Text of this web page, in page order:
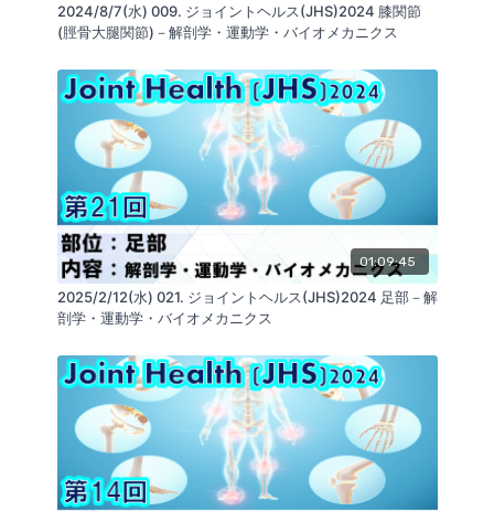
2024/8/7(水) 009. ジョイントヘルス(JHS)2024 膝関節
(脛骨大腿関節)－解剖学・運動学・バイオメカニクス
01:09:45
2025/2/12(水) 021. ジョイントヘルス(JHS)2024 足部－解
剖学・運動学・バイオメカニクス